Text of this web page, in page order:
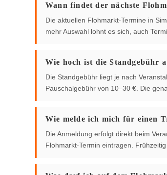
Wann findet der nächste
Die aktuellen Flohmarkt-Termine in
mehr Auswahl lohnt es sich, auch
Wie hoch ist die Standgebühr
Die Standgebühr liegt je nach
Pauschalgebühr von 10–30 €. Die
Wie melde ich mich für einen
Die Anmeldung erfolgt direkt beim
Flohmarkt-Termin eintragen.